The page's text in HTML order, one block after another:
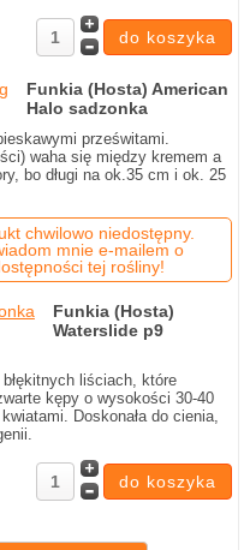
Funkia (Hosta) American
Halo sadzonka
prześwitami.
waha się między kremem a
bo długi na ok.35 cm i ok. 25
chwilowo niedostępny.
mnie e-mailem o
tej rośliny!
Funkia (Hosta)
Waterslide p9
liściach, które
kępy o wysokości 30-40
Doskonała do cienia,